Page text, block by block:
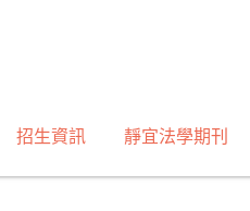
招生資訊 靜宜法學期刊